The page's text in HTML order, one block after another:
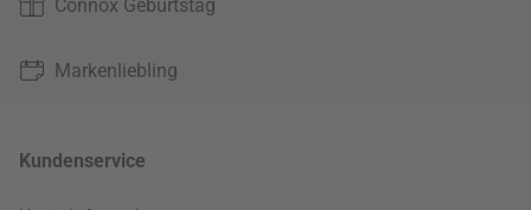
Connox Geburtstag
Markenliebling
Kundenservice